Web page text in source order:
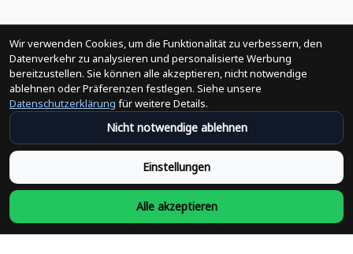
Politiken
Änderungen der Bestellung
Versandpolitik
Rückerstattungsrichtlinie
Rückgabepolitik
Wir verwenden Cookies, um die Funktionalität zu verbessern, den
Datenverkehr zu analysieren und personalisierte Werbung
bereitzustellen. Sie können alle akzeptieren, nicht notwendige
ablehnen oder Präferenzen festlegen. Siehe unsere
Datenschutzerklärung für weitere Details.
Nicht notwendige ablehnen
Einstellungen
Alle akzeptieren